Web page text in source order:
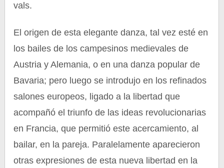
vals.
El origen de esta elegante danza, tal vez esté en
los bailes de los campesinos medievales de
Austria y Alemania, o en una danza popular de
Bavaria; pero luego se introdujo en los refinados
salones europeos, ligado a la libertad que
acompañó el triunfo de las ideas revolucionarias
en Francia, que permitió este acercamiento, al
bailar, en la pareja. Paralelamente aparecieron
otras expresiones de esta nueva libertad en la